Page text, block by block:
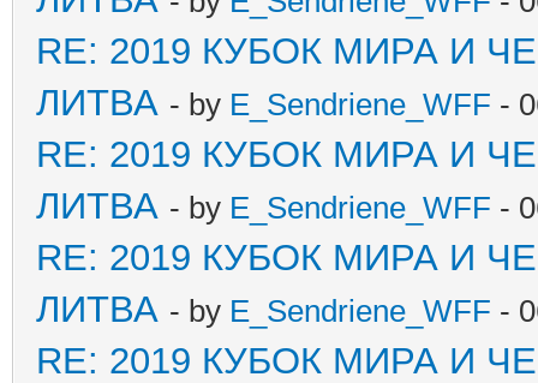
RE: 2019 КУБОК МИРА И
ЛИТВА - by E_Sendriene_WFF -
RE: 2019 КУБОК МИРА И
ЛИТВА - by E_Sendriene_WFF -
RE: 2019 КУБОК МИРА И
ЛИТВА - by E_Sendriene_WFF -
RE: 2019 КУБОК МИРА И